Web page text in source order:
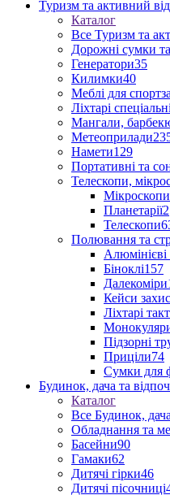
Туризм та активний
Каталог
Все Туризм та
Дорожні сумки та
Генератори35
Килимки40
Меблі для
Ліхтарі спеціальні
Мангали,
Метеоприлади
Намети129
Портативні та
Телескопи,
Мікроскопи
Планетарії2
Телескопи
Полювання та
Біноклі157
Далекоміри
Кейси
Ліхтарі
Підзорні
Приціли74
Сумки для
Будинок, дача та
Каталог
Все Будинок,
Обладнання та
Басейни90
Гамаки62
Дитячі гірки46
Дитячі пісочниці